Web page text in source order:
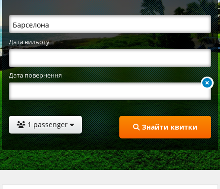
Дата вильоту
Дата повернення
1 passenger Знайти квитки